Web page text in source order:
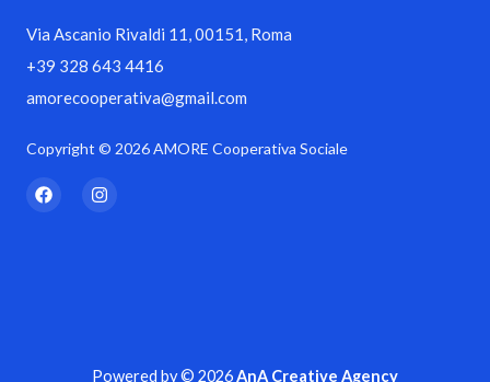
Via Ascanio Rivaldi 11, 00151, Roma
+39 328 643 4416
amorecooperativa@gmail.com
Copyright © 2026 AMORE Cooperativa Sociale
a
c
n
s
Powered by © 2026AnA Creative Agency